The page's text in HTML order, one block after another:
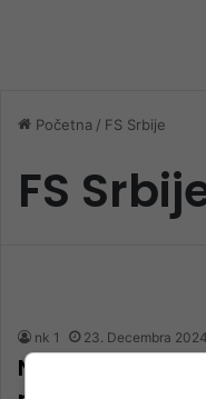
Početna / FS Srbije
FS
nk 1 23. Decembra
Napad na bh.